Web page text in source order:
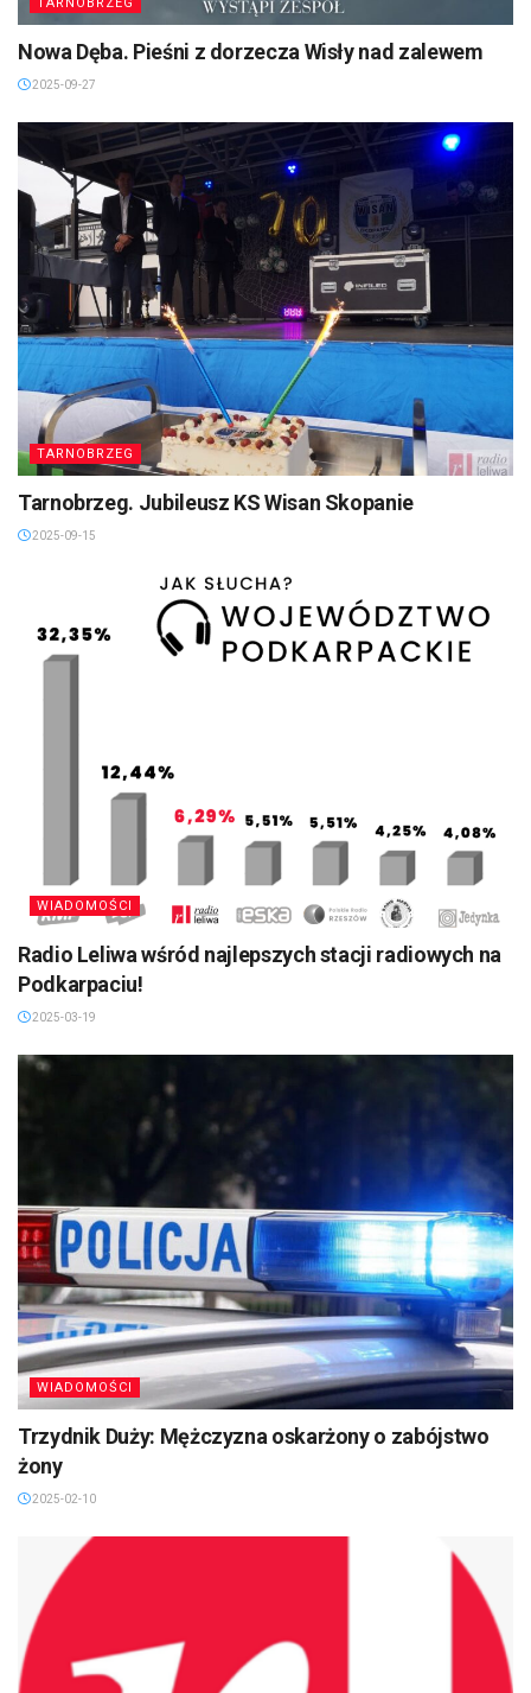
Nowa Dęba. Pieśni z dorzecza Wisły nad zalewem
2025-09-27
TARNOBRZEG
Tarnobrzeg. Jubileusz KS Wisan Skopanie
2025-09-15
WIADOMOŚCI
Radio Leliwa wśród najlepszych stacji radiowych na
Podkarpaciu!
2025-03-19
WIADOMOŚCI
Trzydnik Duży: Mężczyzna oskarżony o zabójstwo
żony
2025-02-10